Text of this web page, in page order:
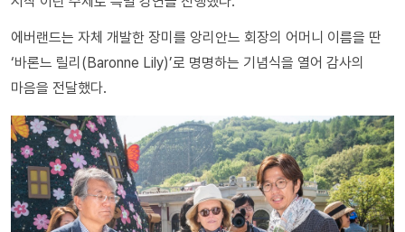
에버랜드는 자체 개발한 장미를 앙리안느 회장의 어머니 이름을 딴
‘바론느 릴리(Baronne Lily)’로 명명하는 기념식을 열어 감사의
마음을 전달했다.